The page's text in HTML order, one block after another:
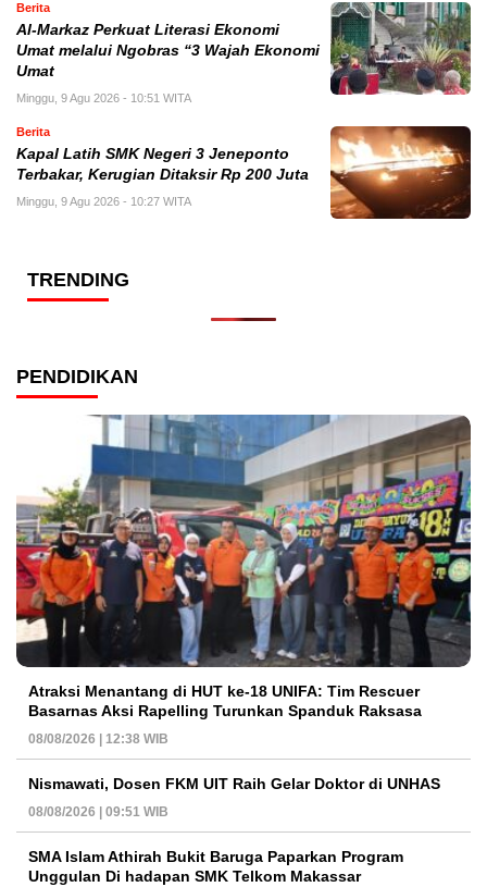
Berita
Al-Markaz Perkuat Literasi Ekonomi
Umat melalui Ngobras “3 Wajah Ekonomi
Umat
Minggu, 9 Agu 2026 - 10:51 WITA
Berita
Kapal Latih SMK Negeri 3 Jeneponto
Terbakar, Kerugian Ditaksir Rp 200 Juta
Minggu, 9 Agu 2026 - 10:27 WITA
TRENDING
PENDIDIKAN
Atraksi Menantang di HUT ke-18 UNIFA: Tim Rescuer
Basarnas Aksi Rapelling Turunkan Spanduk Raksasa
08/08/2026 | 12:38 WIB
Nismawati, Dosen FKM UIT Raih Gelar Doktor di UNHAS
08/08/2026 | 09:51 WIB
SMA Islam Athirah Bukit Baruga Paparkan Program
Unggulan Di hadapan SMK Telkom Makassar